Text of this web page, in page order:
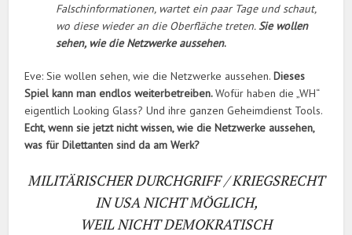
Falschinformationen, wartet ein paar Tage und schaut,
wo diese wieder an die Oberfläche treten.Sie wollen
sehen, wie die Netzwerke aussehen.
Eve: Sie wollen sehen, wie die Netzwerke aussehen. Dieses
Spiel kann man endlos weiterbetreiben.Wofür haben die „WH“
eigentlich Looking Glass? Und ihre ganzen Geheimdienst Tools.
Echt, wenn sie jetzt nicht wissen, wie die Netzwerke aussehen,
was für Dilettanten sind da am Werk?
MILITÄRISCHER DURCHGRIFF / KRIEGSRECHT
IN USA NICHT MÖGLICH,
WEIL NICHT DEMOKRATISCH